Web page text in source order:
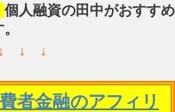
個人融資の田中がおすすめ
↓ ↓
者金融のアフィリ